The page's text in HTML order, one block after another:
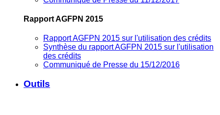
Rapport AGFPN 2015
Rapport AGFPN 2015 sur l'utilisation des crédits
Synthèse du rapport AGFPN 2015 sur l'utilisation
des crédits
Communiqué de Presse du 15/12/2016
Outils